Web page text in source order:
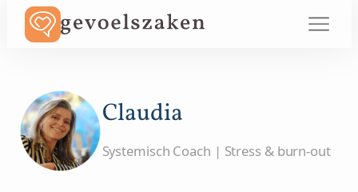
Claudia
Systemisch Coach | Stress & burn-out